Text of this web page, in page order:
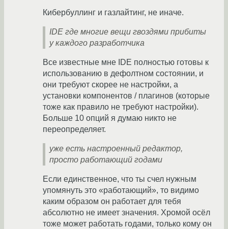
Кибербуллинг и газлайтинг, не иначе.
IDE где многие вещи гвоздями прибиты
у каждого разработчика
Все известные мне IDE полностью готовы к
использованию в дефолтном состоянии, и
они требуют скорее не настройки, а
установки компонентов / плагинов (которые
тоже как правило не требуют настройки).
Больше 10 опций я думаю никто не
переопределяет.
уже есть настроенный редактор,
просто работающий годами
Если единственное, что ты счел нужным
упомянуть это «работающий», то видимо
каким образом он работает для тебя
абсолютно не имеет значения. Хромой осёл
тоже может работать годами, только кому он